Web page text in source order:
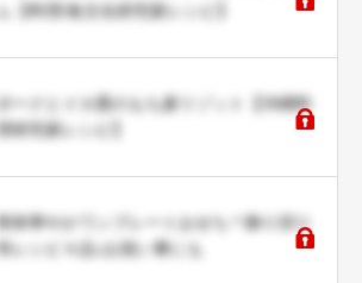
ム【料理/食文化研究家レシピ】
ポークとイカ墨のもち麦リゾット【沖縄料
理研究家レシピ】
簡単華やかワンプレートおせち＊飾り切り
等レシピ４品♪お祝い事にも